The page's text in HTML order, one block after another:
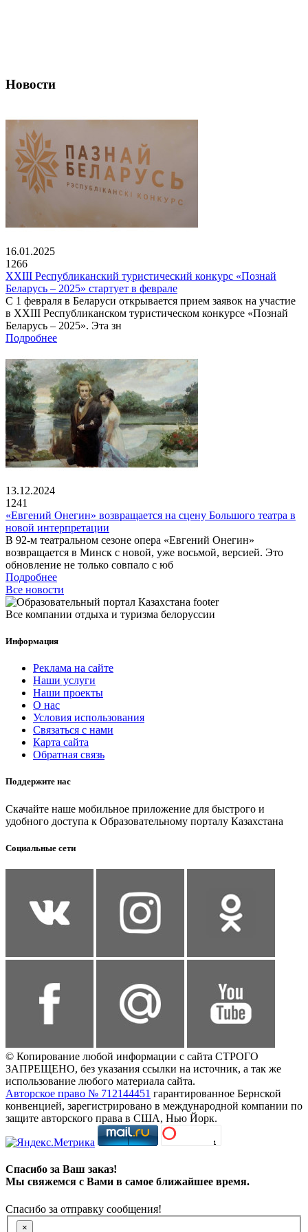
Новости
16.01.2025
1266
XXIII Республиканский туристический конкурс «Познай
Беларусь – 2025» стартует в феврале
С 1 февраля в Беларуси открывается прием заявок на участие
в XXIII Республиканском туристическом конкурсе «Познай
Беларусь – 2025». Эта зн
Подробнее
13.12.2024
1241
«Евгений Онегин» возвращается на сцену Большого театра в
новой интерпретации
В 92-м театральном сезоне опера «Евгений Онегин»
возвращается в Минск с новой, уже восьмой, версией. Это
обновление не только совпало с юб
Подробнее
Все новости
Все компании отдыха и туризма белоруссии
Информация
Реклама на сайте
Наши услуги
Наши проекты
О нас
Условия использования
Связаться с нами
Карта сайта
Обратная связь
Поддержите нас
Скачайте наше мобильное приложение для быстрого и
удобного доступа к Образовательному порталу Казахстана
Социальные сети
© Копирование любой информации с сайта СТРОГО
ЗАПРЕЩЕНО, без указания ссылки на источник, а так же
использование любого материала сайта.
Авторское право № 712144451 гарантированное Бернской
конвенцией, зарегистрировано в международной компании по
защите авторского права в США, Нью Йорк.
Спасибо за Ваш заказ!
Мы свяжемся с Вами в самое ближайшее время.
Спасибо за отправку сообщения!
×